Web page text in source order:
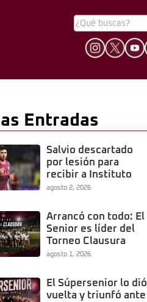
Entradas
Salvio descartado
por lesión para
recibir a Instituto
agosto 2, 2026
Arrancó con todo: El
Senior es líder del
Torneo Clausura
agosto 1, 2026
El Súpersenior lo dió
vuelta y triunfó ante